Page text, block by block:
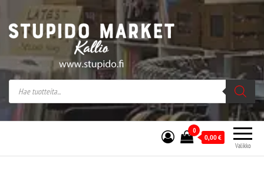
Stupido Market – verkossa ja kivijalassa
Stupido Market on vaihtoehtomusaan
erikoistunut verkko- sekä
kivijalkakauppa Helsingissä Kallion
sydämessä.
Valikko
0
0,00€